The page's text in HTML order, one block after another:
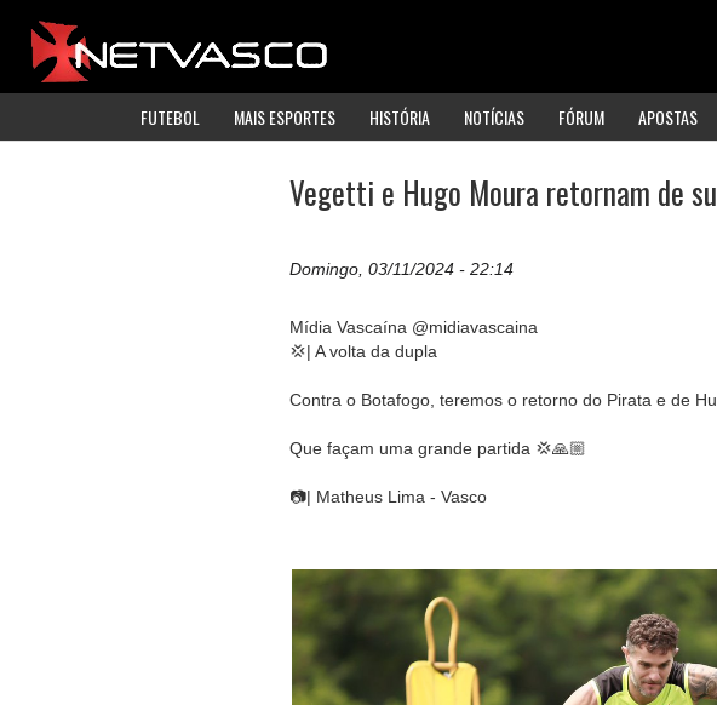
FUTEBOL MAIS ESPORTES HISTÓRIA NOTÍCIAS FÓRUM APOSTAS
Vegetti e Hugo Moura retornam de
Domingo, 03/11/2024 - 22:14
Mídia Vascaína @midiavascaina
💢| A volta da dupla
Contra o Botafogo, teremos o retorno do Pirata e de
Que façam uma grande partida 💢🙏🏼
📷| Matheus Lima - Vasco